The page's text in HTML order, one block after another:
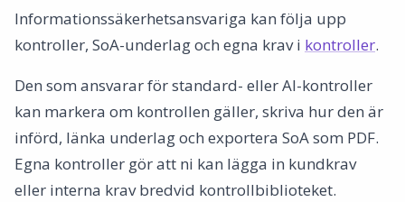
Informationssäkerhetsansvariga kan följa upp
kontroller, SoA-underlag och egna krav i kontroller.
Den som ansvarar för standard- eller AI-kontroller
kan markera om kontrollen gäller, skriva hur den är
införd, länka underlag och exportera SoA som PDF.
Egna kontroller gör att ni kan lägga in kundkrav
eller interna krav bredvid kontrollbiblioteket.